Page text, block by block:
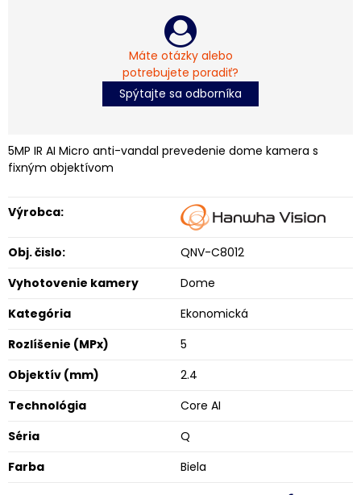
Máte otázky alebo
potrebujete poradiť?
Spýtajte sa odborníka
5MP IR AI Micro anti-vandal prevedenie dome kamera s
fixným objektívom
Výrobca:
Obj. čislo:
QNV-C8012
Vyhotovenie kamery
Dome
Kategória
Ekonomická
Rozlíšenie (MPx)
5
Objektív (mm)
2.4
Technológia
Core AI
Séria
Q
Farba
Biela